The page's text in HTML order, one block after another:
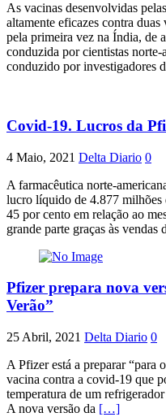
As vacinas desenvolvidas
altamente eficazes contra
pela primeira vez na Índia, de
conduzida por cientistas
conduzido por investigadores
Covid-19. Lucros da
4 Maio, 2021 Delta Diario 0
A farmacêutica norte-
lucro líquido de 4.877 milhões
45 por cento em relação ao
grande parte graças às vendas
Pfizer prepara nova
Verão”
25 Abril, 2021 Delta Diario 0
A Pfizer está a preparar “para
vacina contra a covid-19 que
temperatura de um
A nova versão da […]